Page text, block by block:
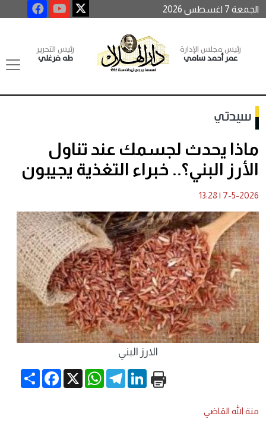
الجمعة 7 اغسطس 2026
رئيس مجلس الإدارة
عمر أحمد سامي
رئيس التحرير
طه فرغلي
سيدتي
ماذا يحدث لجسمك عند تناول
الأرز البني؟.. خبراء التغذية يجيبون
7-5-2026
|
13:28
الارز البني
Share
Facebook X
WhatsApp
TelegramLinkedIn
منة الله القاضي